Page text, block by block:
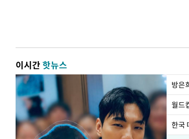
이시간핫뉴스
방은
월드
한국